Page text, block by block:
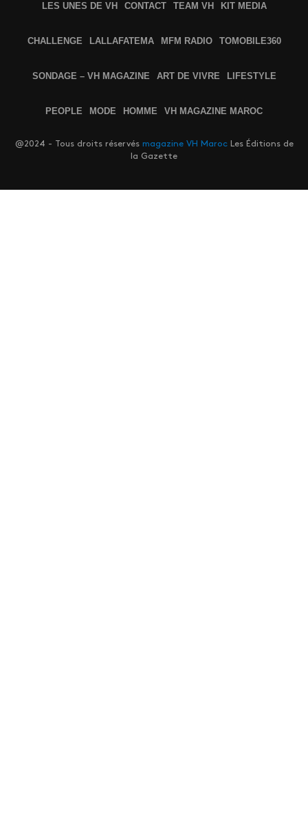
LES UNES DE VH CONTACT TEAM VH KIT MEDIA
CHALLENGE LALLAFATEMA MFM RADIO TOMOBILE360
SONDAGE – VH MAGAZINE ART DE VIVRE LIFESTYLE
PEOPLE MODE HOMME VH MAGAZINE MAROC
@2024 - Tous droits réservés magazine VH MarocLes Éditions de
la Gazette